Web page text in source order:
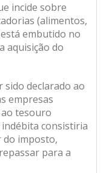
incide sobre
(alimentos,
embutido no
aquisição do
declarado ao
empresas
tesouro
consistiria
do imposto,
para a